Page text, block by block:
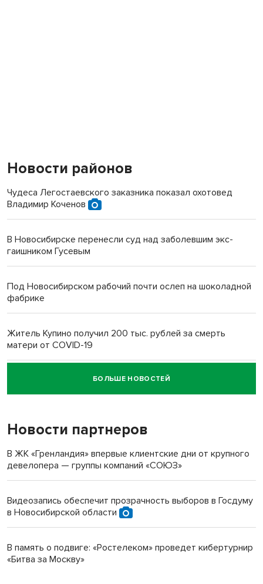
Новости районов
Чудеса Легостаевского заказника показал охотовед
Владимир Коченов
В Новосибирске перенесли суд над заболевшим экс-
гаишником Гусевым
Под Новосибирском рабочий почти ослеп на шоколадной
фабрике
Житель Купино получил 200 тыс. рублей за смерть
матери от COVID-19
Новосибирский суд наказал водителя за смерть
пенсионерки на вокзале
БОЛЬШЕ НОВОСТЕЙ
Новости партнеров
В ЖК «Гренландия» впервые клиентские дни от крупного
девелопера — группы компаний «СОЮЗ»
Видеозапись обеспечит прозрачность выборов в Госдуму
в Новосибирской области
В память о подвиге: «Ростелеком» проведет кибертурнир
«Битва за Москву»